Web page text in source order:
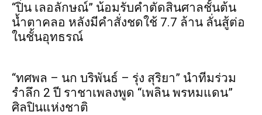
“ปิ่น เลอลักษณ์” น้อมรับคำตัดสินศาลชั้นต้น
น้ำตาคลอ หลังมีคำสั่งชดใช้ 7.7 ล้าน ลั่นสู้ต่อ
ในชั้นอุทธรณ์
“ทศพล – นก บริพันธ์ – รุ่ง สุริยา” นำทีมร่วม
รำลึก 2 ปี ราชาเพลงพูด “เพลิน พรหมแดน”
ศิลปินแห่งชาติ